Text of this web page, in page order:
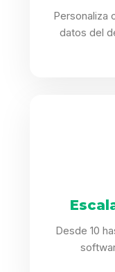
Personaliza
datos del
Desde 10